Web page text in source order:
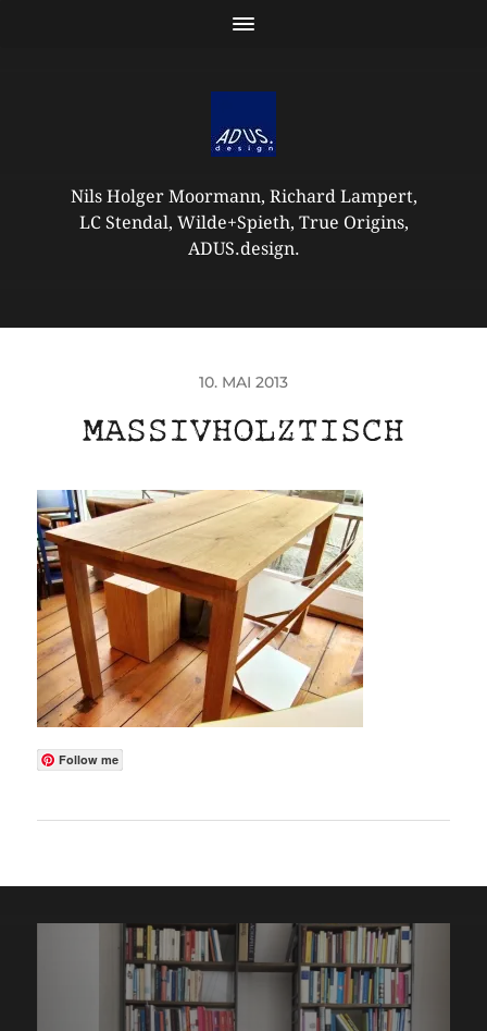
Nils Holger Moormann, Richard Lampert,
LC Stendal, Wilde+Spieth, True Origins,
ADUS.design.
10. MAI 2013
Follow me